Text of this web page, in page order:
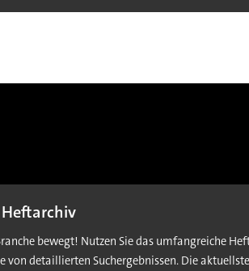
Heftarchiv
bewegt! Nutzen Sie das umfangreiche
von detaillierten Suchergebnissen. Die